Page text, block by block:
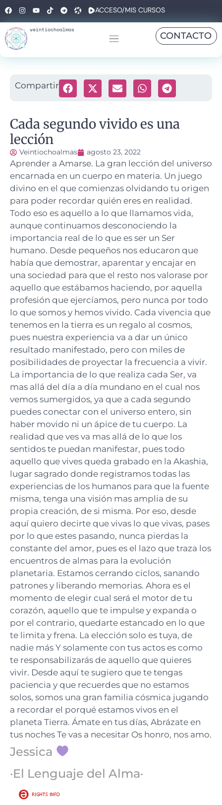
ACCESO/MIS CURSOS
veintiochoalmas
CONTACTO
Compartir
Cada segundo vivido es una
lección
Veintiochoalmas agosto 23, 2022
Aprender a Amarse. La gran lección del universo
encarnada en un cuerpo en materia. Un juego
divino en el que comienzas olvidando tu origen
para poder recordar quién eres en realidad.
Todo eso es aquello a lo que llamamos vida,
aunque continuamos desconociendo la
importancia real de lo que es ser un Ser
humano. Desde pequeños nos educaron que
había que demostrar, aparentar y encajar en
una sociedad para que el resto nos valorase por
aquello que estábamos haciendo, por aquella
profesión que ejercíamos, pero nunca por todo
lo que somos y hemos vivido. Cada vivencia que
tenemos en la tierra es un regalo al cosmos,
pues nuestra experiencia va a dar un único
resultado manifestado, pero con miles de
posibilidades de proyectar la frecuencia a vivir.
La importancia de lo que realiza cada Ser, va
mas allá del día a día mundano en el cual nos
vemos sumergidos, ya que a cada segundo
puedes conectar con el universo entero, sin
haber movido ni un ápice de tu cuerpo. La
realidad que ves va mas allá de lo que los
sentidos te puedan manifestar, pues todo
aquello que vives queda grabado en la Akashia,
lugar sagrado donde registramos todas las
experiencias de los humanos para que la fuente
misma, tenga una visión mas amplia de su
propia creación, de si misma. Por eso, desde
aquí quiero decirte que vivas lo que vivas, pases
por lo que estes pasando, nunca pierdas la
constante del amor, pues es el lazo que traza los
encuentros de almas para la evolución
planetaria. Estamos cerrando ciclos, sanando
patrones y liberando memorias. Ahora es el
momento de elegir cual será el motor de tu
corazón, aquello que te impulse y expanda o
por el contrario, quedarte estancado en lo que
te limita y frena. La elección solo es tuya, de
nadie más Y solamente con tus actos es como
te responsabilizarás de aquello que quieres
vivir. Desde aquí te sugiero que te tengas
paciencia y que recuerdes que no estamos
solos, somos una gran familia cósmica jugando
a recordar el porqué estamos vivos en el
planeta Tierra. Ámate en tus días, Abrázate en
tus noches Te vas a necesitar Os honro, nos amo.
Jessica
·El Lenguaje del Alma·